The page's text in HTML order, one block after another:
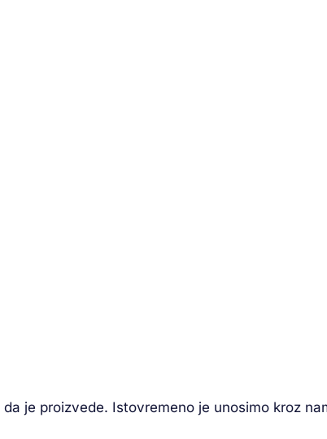
je proizvede. Istovremeno je unosimo kroz